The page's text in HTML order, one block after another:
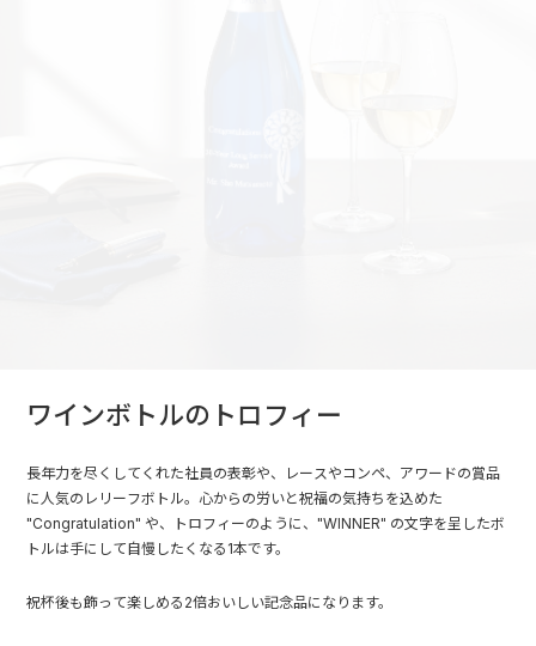
ワインボトルのトロフィー
長年力を尽くしてくれた社員の表彰や、レースやコンペ、アワードの賞品
に人気のレリーフボトル。心からの労いと祝福の気持ちを込めた
"Congratulation" や、トロフィーのように、"WINNER" の文字を呈したボ
トルは手にして自慢したくなる1本です。
祝杯後も飾って楽しめる2倍おいしい記念品になります。